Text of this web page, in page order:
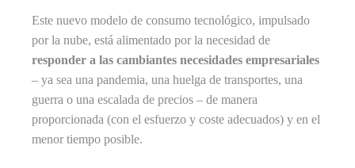
Este nuevo modelo de consumo tecnológico, impulsado
por la nube, está alimentado por la necesidad de
responder a las cambiantes necesidades empresariales
– ya sea una pandemia, una huelga de transportes, una
guerra o una escalada de precios – de manera
proporcionada (con el esfuerzo y coste adecuados) y en el
menor tiempo posible.